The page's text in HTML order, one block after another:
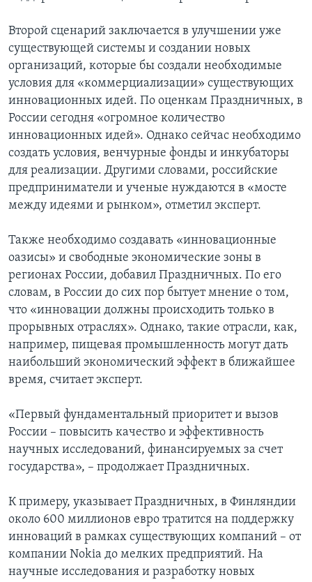
Второй сценарий заключается в улучшении уже
существующей системы и создании новых
организаций, которые бы создали необходимые
условия для «коммерциализации» существующих
инновационных идей. По оценкам Праздничных, в
России сегодня «огромное количество
инновационных идей». Однако сейчас необходимо
создать условия, венчурные фонды и инкубаторы
для реализации. Другими словами, российские
предприниматели и ученые нуждаются в «мосте
между идеями и рынком», отметил эксперт.
Также необходимо создавать «инновационные
оазисы» и свободные экономические зоны в
регионах России, добавил Праздничных. По его
словам, в России до сих пор бытует мнение о том,
что «инновации должны происходить только в
прорывных отраслях». Однако, такие отрасли, как,
например, пищевая промышленность могут дать
наибольший экономический эффект в ближайшее
время, считает эксперт.
«Первый фундаментальный приоритет и вызов
России – повысить качество и эффективность
научных исследований, финансируемых за счет
государства», – продолжает Праздничных.
К примеру, указывает Праздничных, в Финляндии
около 600 миллионов евро тратится на поддержку
инноваций в рамках существующих компаний – от
компании Nokia до мелких предприятий. На
научные исследования и разработку новых